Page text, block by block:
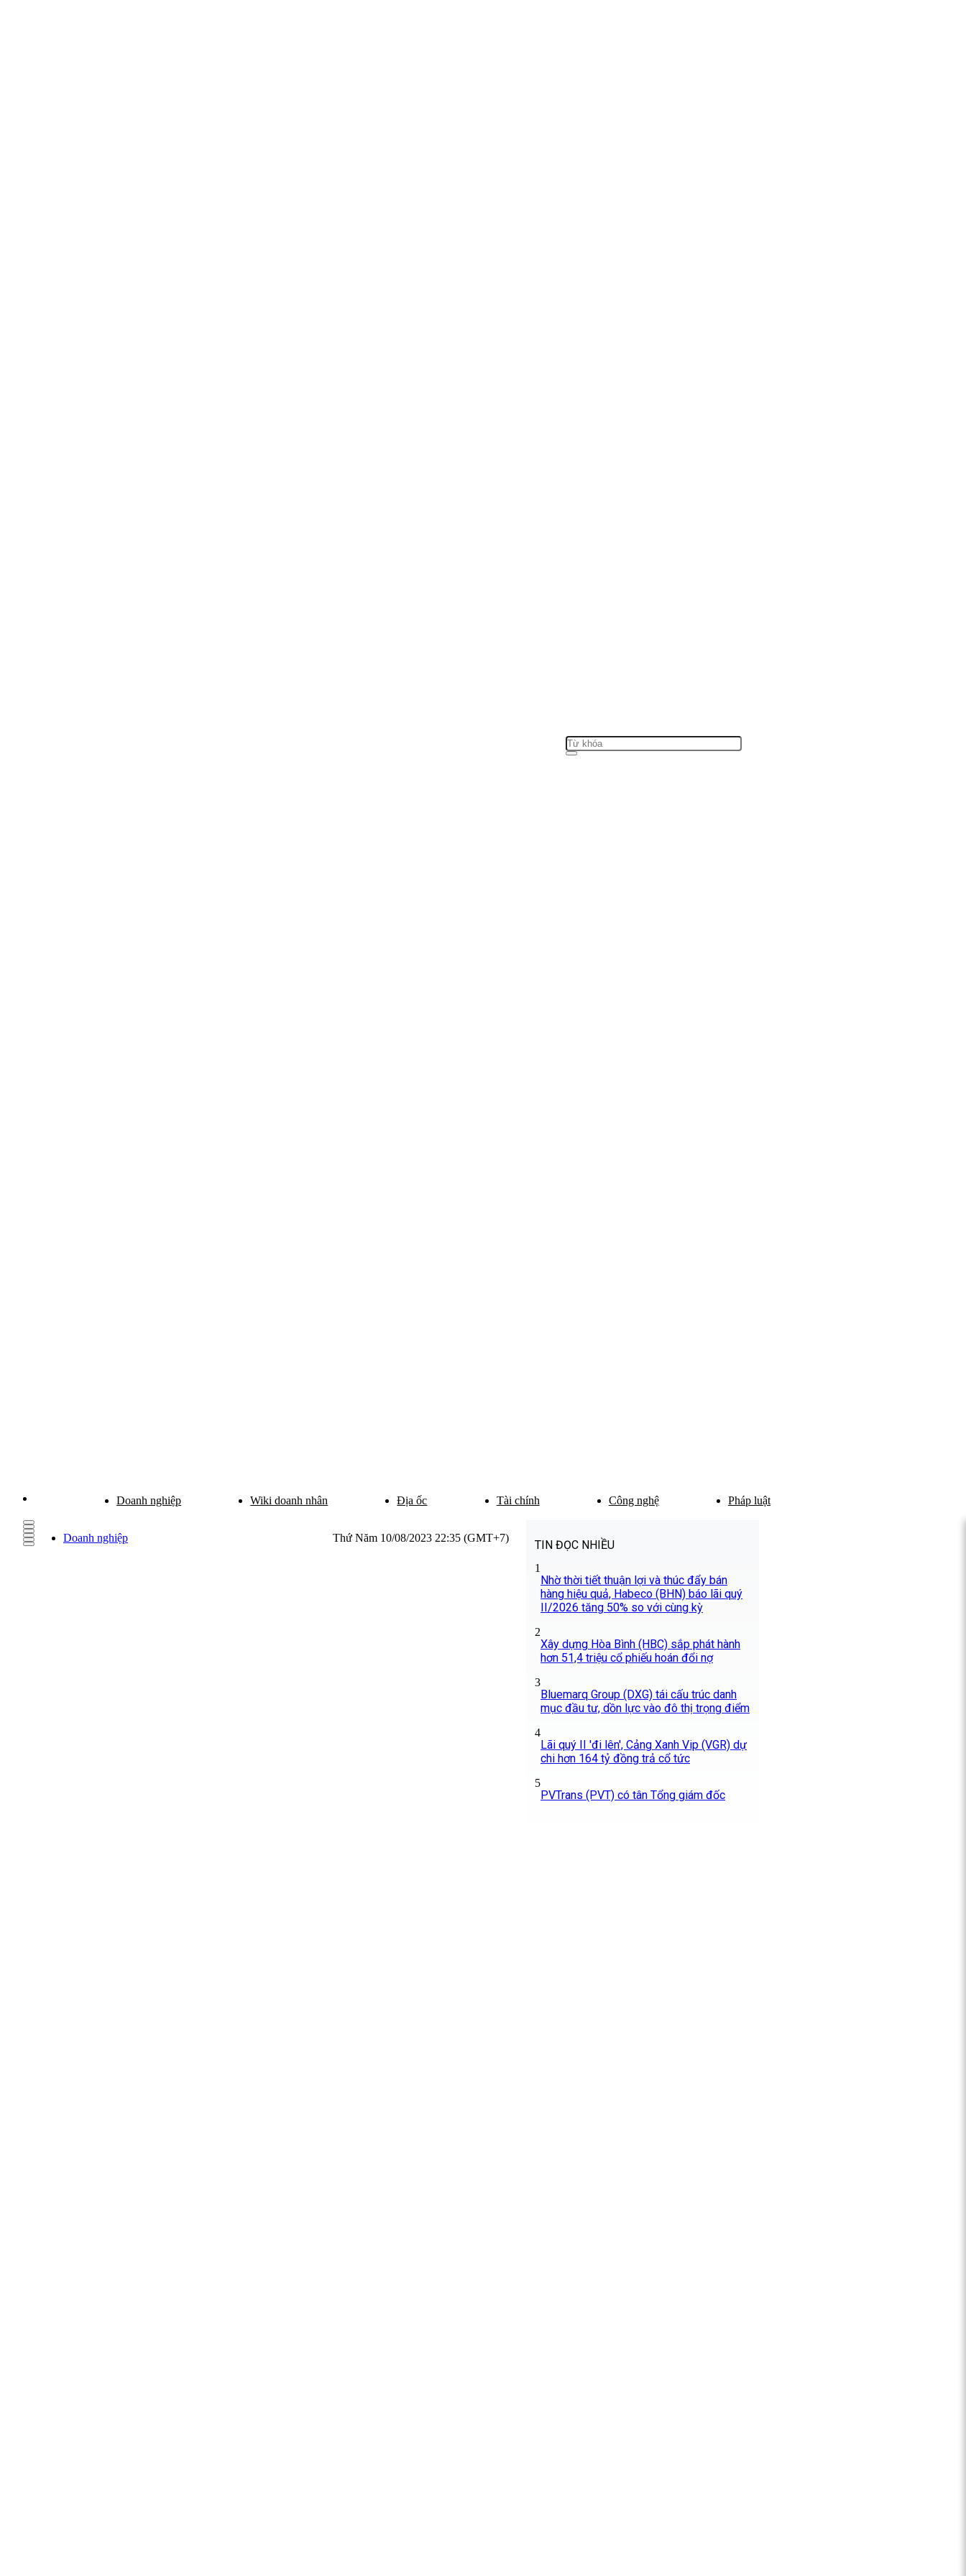
Doanh nghiệp Wiki doanh nhân Địa ốc Tài chính Công nghệ Pháp luật
Doanh nghiệp Thứ Năm 10/08/2023 22:35 (GMT+7)
TIN ĐỌC NHIỀU
1
Nhờ thời tiết thuận lợi và thúc đẩy bán
hàng hiệu quả, Habeco (BHN) báo lãi quý
II/2026 tăng 50% so với cùng kỳ
2
Xây dựng Hòa Bình (HBC) sắp phát hành
hơn 51,4 triệu cổ phiếu hoán đổi nợ
3
Bluemarq Group (DXG) tái cấu trúc danh
mục đầu tư, dồn lực vào đô thị trọng điểm
4
Lãi quý II 'đi lên', Cảng Xanh Vip (VGR) dự
chi hơn 164 tỷ đồng trả cổ tức
5
PVTrans (PVT) có tân Tổng giám đốc